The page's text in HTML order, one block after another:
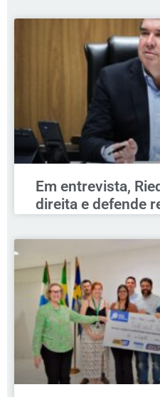
Em entrevista,
direita e defende